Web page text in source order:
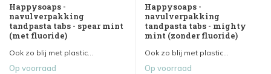
Happysoaps -
navulverpakking
tandpasta tabs - spear mint
(met fluoride)
Ook zo blij met plastic...
Op voorraad
Happysoaps -
navulverpakking
tandpasta tabs - mighty
mint (zonder fluoride)
Ook zo blij met plastic...
Op voorraad